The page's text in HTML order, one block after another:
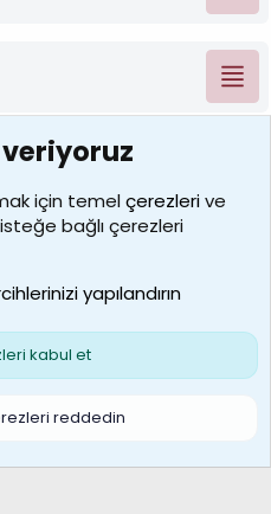
S
için temelçerezlerive
bağlı çerezleri
yapılandırın
kabul et
reddedin